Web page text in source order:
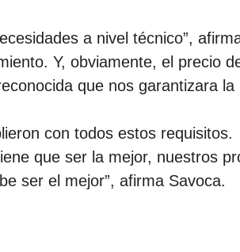
a nivel técnico”,
Y, obviamente, el precio
que nos garantizara la
con todos estos requisitos.
que ser la mejor, nuestros
ser el mejor”, afirma Savoca.